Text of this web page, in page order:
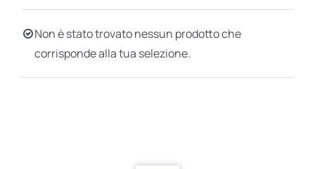
BIOGRAFIE
ATTUALITÀ
Non è stato trovato nessun prodotto che
corrisponde alla tua selezione.